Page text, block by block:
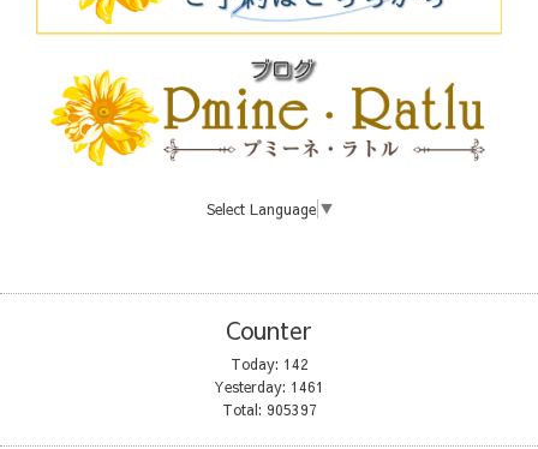
Select Language ▼
Counter
Today: 142
Yesterday: 1461
Total: 905397